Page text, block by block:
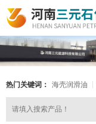
热门关键词： 海壳润滑油